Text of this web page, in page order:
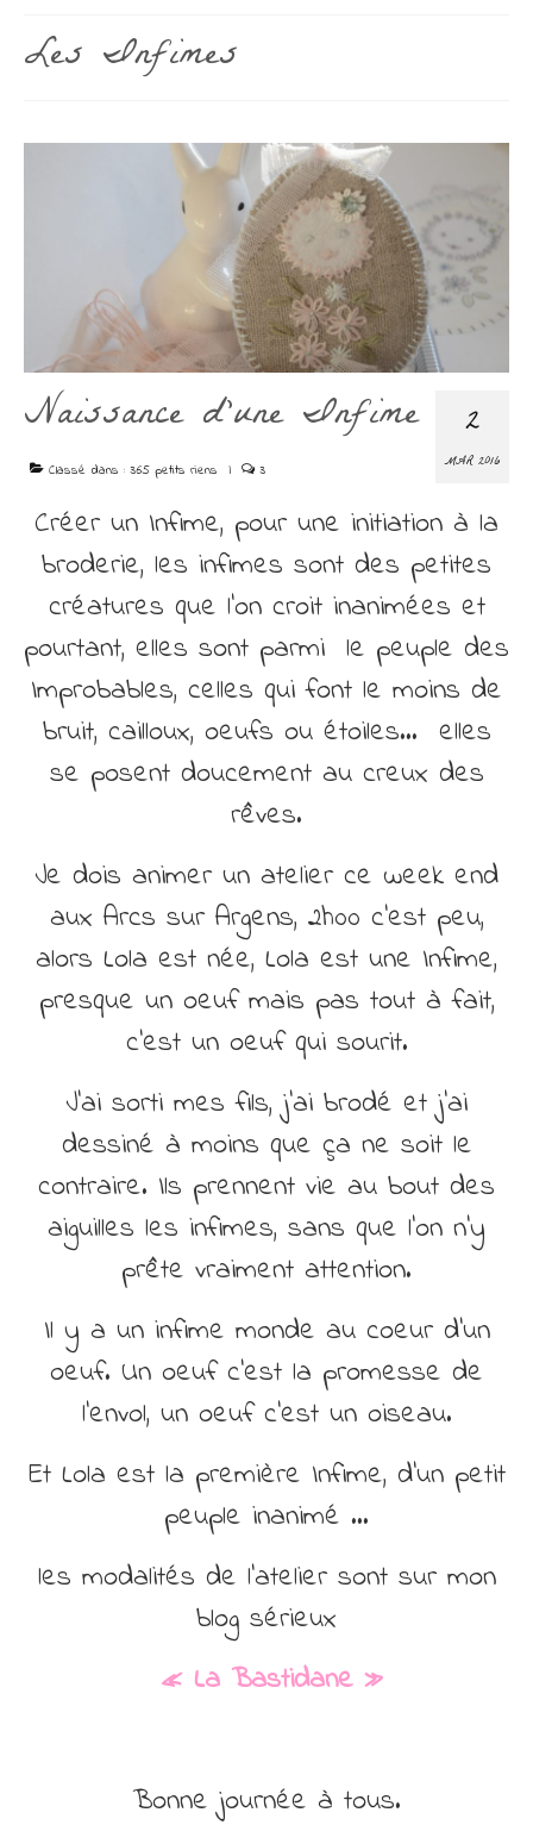
Accueil
La Bastidane
Les Infimes
2
MAR 2016
Naissance d’une Infime
Classé dans : 365 petits riens | 3
Créer un Infime, pour une initiation à la
broderie, les infimes sont des petites
créatures que l’on croit inanimées et
pourtant, elles sont parmi le peuple des
Improbables, celles qui font le moins de
bruit, cailloux, oeufs ou étoiles… elles
se posent doucement au creux des
rêves.
Je dois animer un atelier ce week end
aux Arcs sur Argens, 2h00 c’est peu,
alors Lola est née, Lola est une Infime,
presque un oeuf mais pas tout à fait,
c’est un oeuf qui sourit.
J’ai sorti mes fils, j’ai brodé et j’ai
dessiné à moins que ça ne soit le
contraire. Ils prennent vie au bout des
aiguilles les infimes, sans que l’on n’y
prête vraiment attention.
Il y a un infime monde au coeur d’un
oeuf. Un oeuf c’est la promesse de
l’envol, un oeuf c’est un oiseau.
Et Lola est la première Infime, d’un petit
peuple inanimé …
les modalités de l’atelier sont sur mon
blog sérieux
« La Bastidane »
Bonne journée à tous.